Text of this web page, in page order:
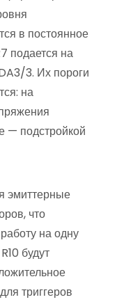
в постоянное
подается на
3. Их пороги
на
— подстройкой
эмиттерные
что
на одну
будут
триггеров